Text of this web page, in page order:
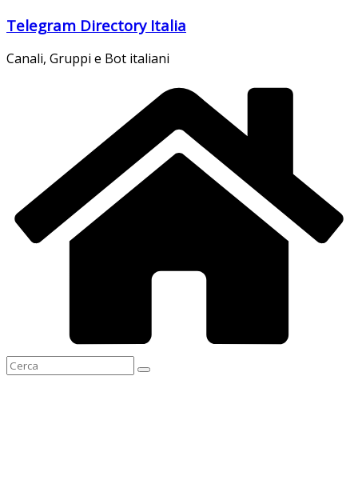
Salta
contenuto
Telegram Directory Italia
Canali, Gruppi e Bot italiani